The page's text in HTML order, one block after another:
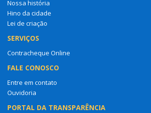
Nossa história
Hino da cidade
Lei de criação
SERVIÇOS
Contracheque Online
FALE CONOSCO
Entre em contato
Ouvidoria
PORTAL DA TRANSPARÊNCIA